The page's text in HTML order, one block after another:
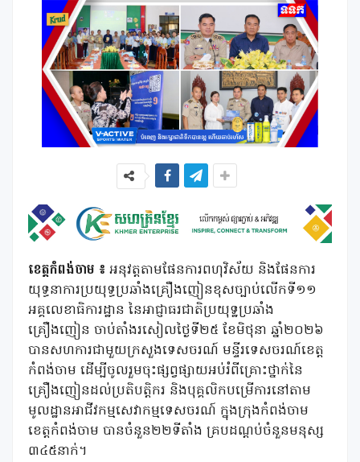
ខេត្តកំពង់ចាម ៖ អនុវត្តតាមផែនការពហុវិស័យ និងផែនការ
យុទ្ធនាការប្រយុទ្ធប្រឆាំងគ្រឿងញៀនខុសច្បាប់លើកទី១១
អគ្គលេខាធិការដ្ឋាន នៃអាជ្ញាធរជាតិប្រយុទ្ឋប្រឆាំង
គ្រឿងញៀន​ ចាប់តាំងរសៀលថ្ងៃទី២៥ ខែមិថុនា ឆ្នាំ២០២៦
បានសហការជាមួយក្រសួងទេសចរណ៍ មន្ទីរទេសចរណ៍ខេត្ត
កំពង់ចាម ដើម្បីចូលរួមចុះផ្សព្វផ្សាយអប់រំពីគ្រោះថ្នាក់នៃ
គ្រឿងញៀនដល់ប្រតិបត្តិករ និងបុគ្គលិកបម្រើការនៅតាម
មូលដ្ឋានអាជីវកម្មសេវាកម្មទេសចរណ៍ ក្នុងក្រុងកំពង់ចាម
ខេត្តកំពង់ចាម បានចំនួន២២ទីតាំង គ្របដណ្តប់ចំនួនមនុស្ស
៣៤៥នាក់។